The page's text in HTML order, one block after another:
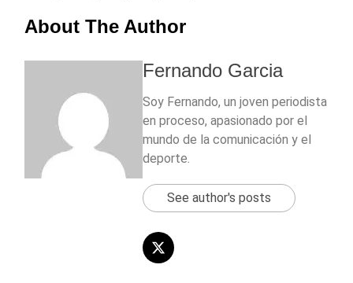
About The Author
Fernando Garcia
Soy Fernando, un joven periodista
en proceso, apasionado por el
mundo de la comunicación y el
deporte.
See author's posts